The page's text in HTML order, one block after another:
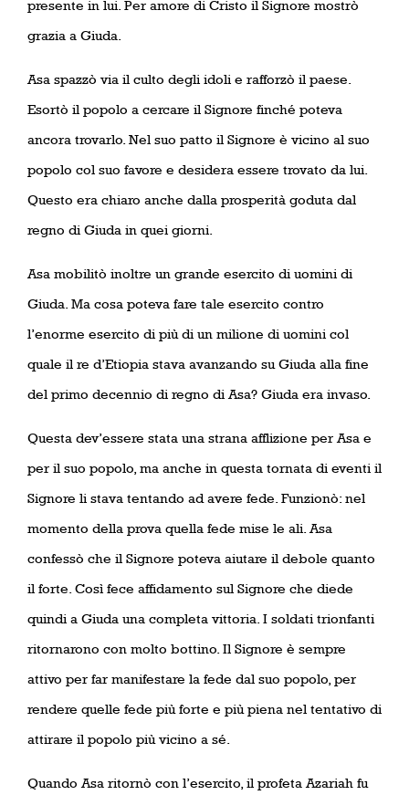
presente in lui. Per amore di Cristo il Signore mostrò
grazia a Giuda.
Asa spazzò via il culto degli idoli e rafforzò il paese.
Esortò il popolo a cercare il Signore finché poteva
ancora trovarlo. Nel suo patto il Signore è vicino al suo
popolo col suo favore e desidera essere trovato da lui.
Questo era chiaro anche dalla prosperità goduta dal
regno di Giuda in quei giorni.
Asa mobilitò inoltre un grande esercito di uomini di
Giuda. Ma cosa poteva fare tale esercito contro
l’enorme esercito di più di un milione di uomini col
quale il re d’Etiopia stava avanzando su Giuda alla fine
del primo decennio di regno di Asa? Giuda era invaso.
Questa dev’essere stata una strana afflizione per Asa e
per il suo popolo, ma anche in questa tornata di eventi il
Signore li stava tentando ad avere fede. Funzionò: nel
momento della prova quella fede mise le ali. Asa
confessò che il Signore poteva aiutare il debole quanto
il forte. Così fece affidamento sul Signore che diede
quindi a Giuda una completa vittoria. I soldati trionfanti
ritornarono con molto bottino. Il Signore è sempre
attivo per far manifestare la fede dal suo popolo, per
rendere quelle fede più forte e più piena nel tentativo di
attirare il popolo più vicino a sé.
Quando Asa ritornò con l’esercito, il profeta Azariah fu